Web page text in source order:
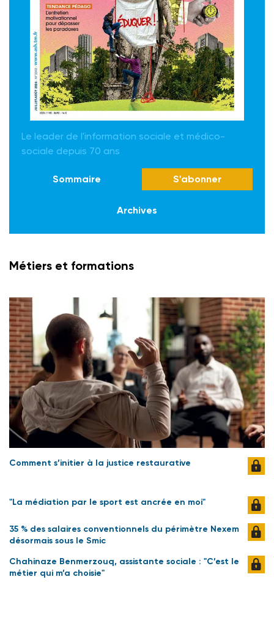
Le leader de l'information sociale et médico-
sociale depuis 70 ans
Sommaire S'abonner
Archives
Métiers et formations
Comment s’initier à la justice restaurative
"La médiation par le sport est ancrée en moi"
35 % des salaires conventionnels du périmètre Nexem
désormais sous le Smic
Chahinaze Benmerzouq, assistante sociale : "C’est le
métier qui m’a choisie"